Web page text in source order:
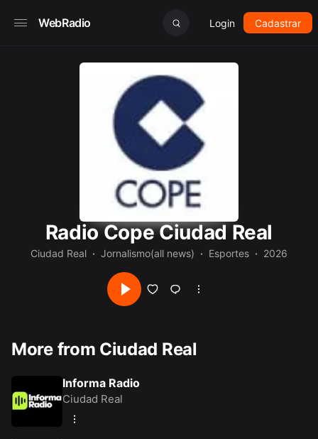
WebRadio Login Cadastrar
Radio Cope Ciudad Real
Ciudad Real Jornalismo(all news) Esportes 2026
More from Ciudad Real
Informa Radio
Ciudad Real